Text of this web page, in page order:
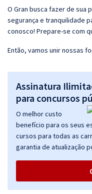
O Gran busca fazer de sua
segurança e tranquilidade
conosco! Prepare-se com
Então, vamos unir nossas
Assinatura
para concursos
O melhor custo
benefício para os seus
cursos para todas as
garantia de atualização